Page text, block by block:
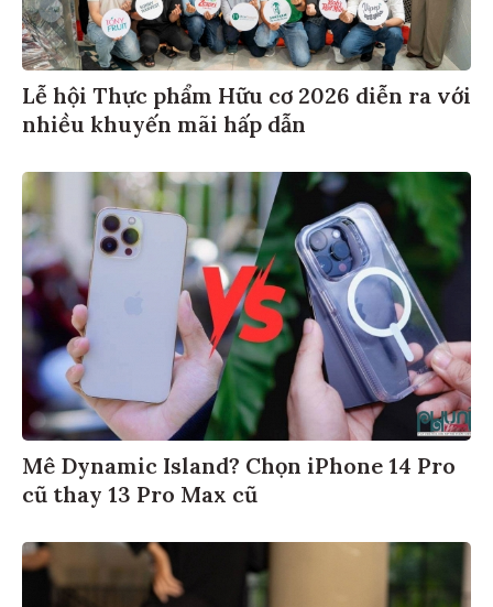
Lễ hội Thực phẩm Hữu cơ 2026 diễn ra với
nhiều khuyến mãi hấp dẫn
Mê Dynamic Island? Chọn iPhone 14 Pro
cũ thay 13 Pro Max cũ